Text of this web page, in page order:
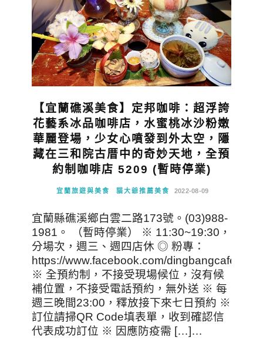
【宜蘭礁溪美食】定邦咖啡：超浮誇
花藝系冰品咖啡店，水蜜桃冰沙粉嫩
華麗登場，少女心噴發到外太空，隱
藏在三和院古厝中的奇妙天地，全預
約制咖啡店 5209 (暫時停業)
宜蘭旅遊與美食 貓大爺推薦美食 2022-08-09
宜蘭縣礁溪鄉白雲二路173號。(03)988-
1981。 （暫時停業） ※ 11:30~19:30，
分場次，週三、週四店休 ◎ 粉專：
https://www.facebook.com/dingbangcafe/
※ 全預約制，不接受現場候位，沒有候
補位置，不接受電話預約，無外送 ※ 每
週三晚間23:00，釋放接下來七日預約 ※
訂位請掃QR Code填表單，收到確認信
代表成功訂位 ※ 因應防疫需 […]…